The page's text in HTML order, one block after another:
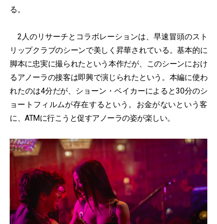
る。
2人のリサーチとコラボレーションは、早速冒頭のスト
リップクラブのシーンで美しく昇華されている。基本的に
脚本に忠実に撮られたという本作だが、このシーンにおけ
るアノーラの接客は即興で演じられたという。本編に使わ
れたのは4分だが、ショーン・ベイカーによると30分のシ
ョートフィルムが存在するという。お金がないという客
に、ATMに行こうと促すアノーラの姿が楽しい。